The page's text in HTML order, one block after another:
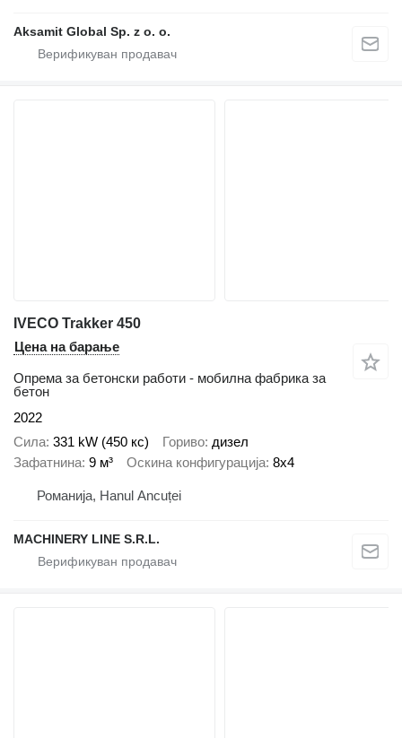
Aksamit Global Sp. z o. o.
IVECO Trakker 450
Цена на барање
Опрема за бетонски работи - мобилна фабрика за
бетон
2022
Сила 331 kW (450 кс) Гориво дизел
Зафатнина 9 м³ Оскина конфигурација 8x4
Романија, Hanul Ancuței
MACHINERY LINE S.R.L.